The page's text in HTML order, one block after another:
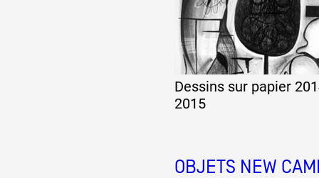
Collection vidéos
Candidater
Dessins sur papier
2015
OBJETS NEW